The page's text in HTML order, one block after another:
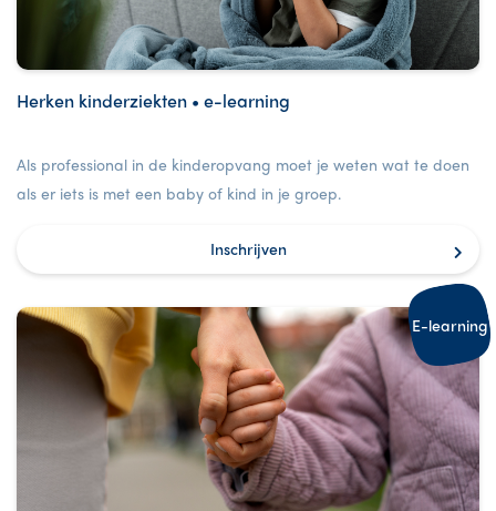
Herken kinderziekten • e-learning
Als professional in de kinderopvang moet je weten wat te doen
als er iets is met een baby of kind in je groep.
Inschrijven
E-learning